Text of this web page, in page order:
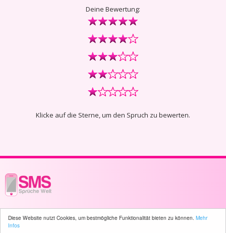
Diese Website nutzt Cookies, um bestmögliche Funktionalität bieten zu können. Mehr
Infos
Deine Bewertung:
Klicke auf die Sterne, um den Spruch zu bewerten.
© 2003 - 2026 -sms-sprueche-welt.ch- All rights reserved -665 user(s)
online